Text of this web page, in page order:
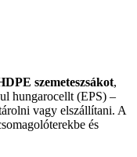
szemeteszsákot,
hungarocellt (EPS) –
vagy elszállítani. A
és